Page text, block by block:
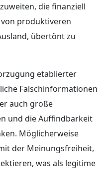
die finanziell
produktiveren
übertönt zu
etablierter
Falschinformationen
auch große
und die Auffindbarkeit
Möglicherweise
der Meinungsfreiheit,
was als legitime